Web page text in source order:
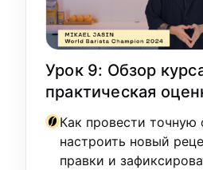
Урок 9: Обзор
практическая
Как провести точную
настроить новый
правки и